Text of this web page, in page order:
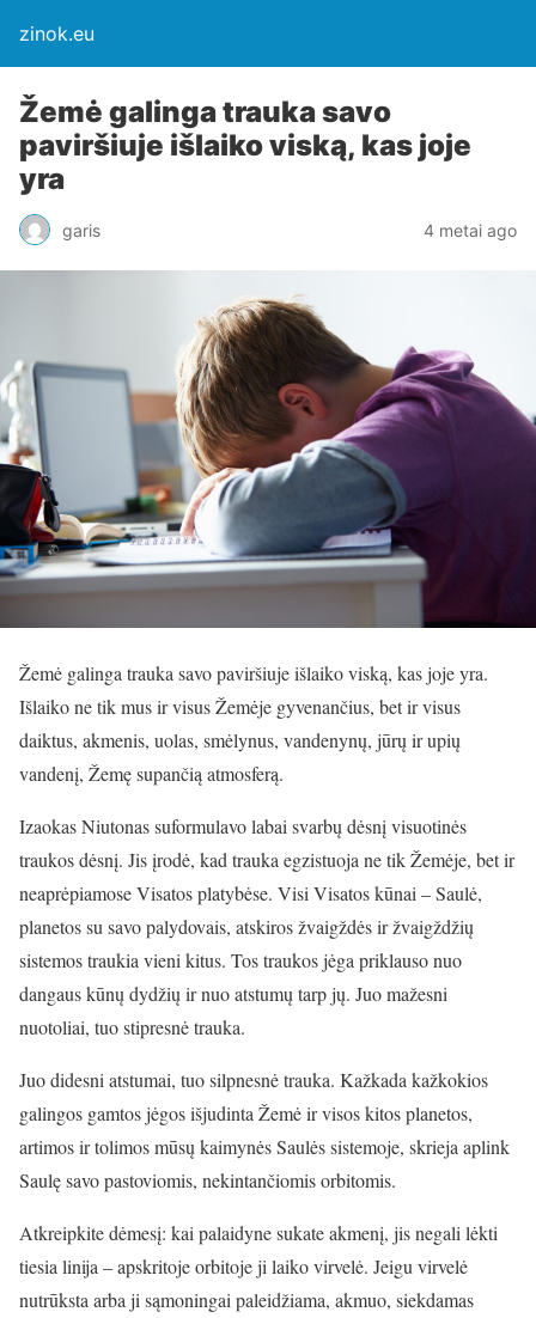
zinok.eu
Žemė galinga trauka savo
paviršiuje išlaiko viską, kas joje
yra
garis 4 metai ago
Žemė galinga trauka savo paviršiuje išlaiko viską, kas joje yra.
Išlaiko ne tik mus ir visus Žemėje gyvenančius, bet ir visus
daiktus, akmenis, uolas, smėlynus, vandenynų, jūrų ir upių
vandenį, Žemę supančią atmosferą.
Izaokas Niutonas suformulavo labai svarbų dėsnį visuotinės
traukos dėsnį. Jis įrodė, kad trauka egzistuoja ne tik Žemėje, bet ir
neaprėpiamose Visatos platybėse. Visi Visatos kūnai – Saulė,
planetos su savo palydovais, atskiros žvaigždės ir žvaigždžių
sistemos traukia vieni kitus. Tos traukos jėga priklauso nuo
dangaus kūnų dydžių ir nuo atstumų tarp jų. Juo mažesni
nuotoliai, tuo stipresnė trauka.
Juo didesni atstumai, tuo silpnesnė trauka. Kažkada kažkokios
galingos gamtos jėgos išjudinta Žemė ir visos kitos planetos,
artimos ir tolimos mūsų kaimynės Saulės sistemoje, skrieja aplink
Saulę savo pastoviomis, nekintančiomis orbitomis.
Atkreipkite dėmesį: kai palaidyne sukate akmenį, jis negali lėkti
tiesia linija – apskritoje orbitoje ji laiko virvelė. Jeigu virvelė
nutrūksta arba ji sąmoningai paleidžiama, akmuo, siekdamas